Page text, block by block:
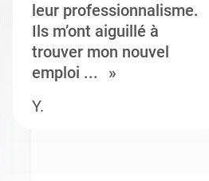
leur professionnalisme.
Ils m’ont aiguillé à
trouver mon nouvel
emploi ...
Y.